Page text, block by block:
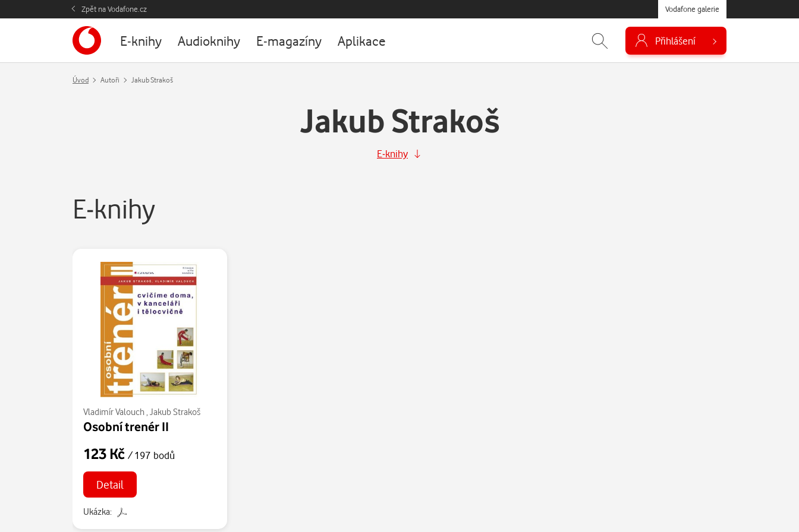
Zpět na Vodafone.cz Vodafone galerie
E-knihy Audioknihy E-magazíny Aplikace Přihlášení
Úvod Autoři Jakub Strakoš
Jakub Strakoš
E-knihy
E-knihy
Vladimír Valouch, Jakub Strakoš
Osobní trenér II
123 Kč / 197 bodů
Detail
Ukázka: